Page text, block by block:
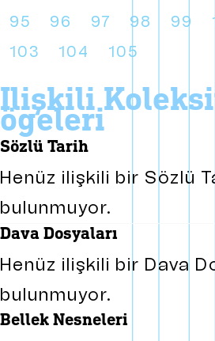
95
96 97 98 99
103
104 105
i̇lişkili
ögeleri
sözlü tarih
Henüz ilişkili bir Sözlü
bulunmuyor.
dava dosyaları
Henüz ilişkili bir Dava
bulunmuyor.
bellek nesneleri